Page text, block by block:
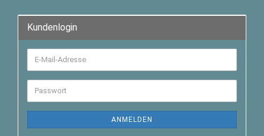
Kundenlogin
ANMELDEN